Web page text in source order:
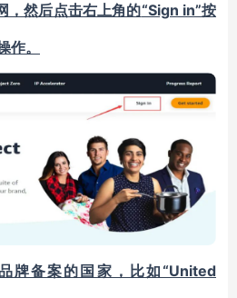
，然后点击右上角的“Sign in”按
。
牌备案的国家，比如“United